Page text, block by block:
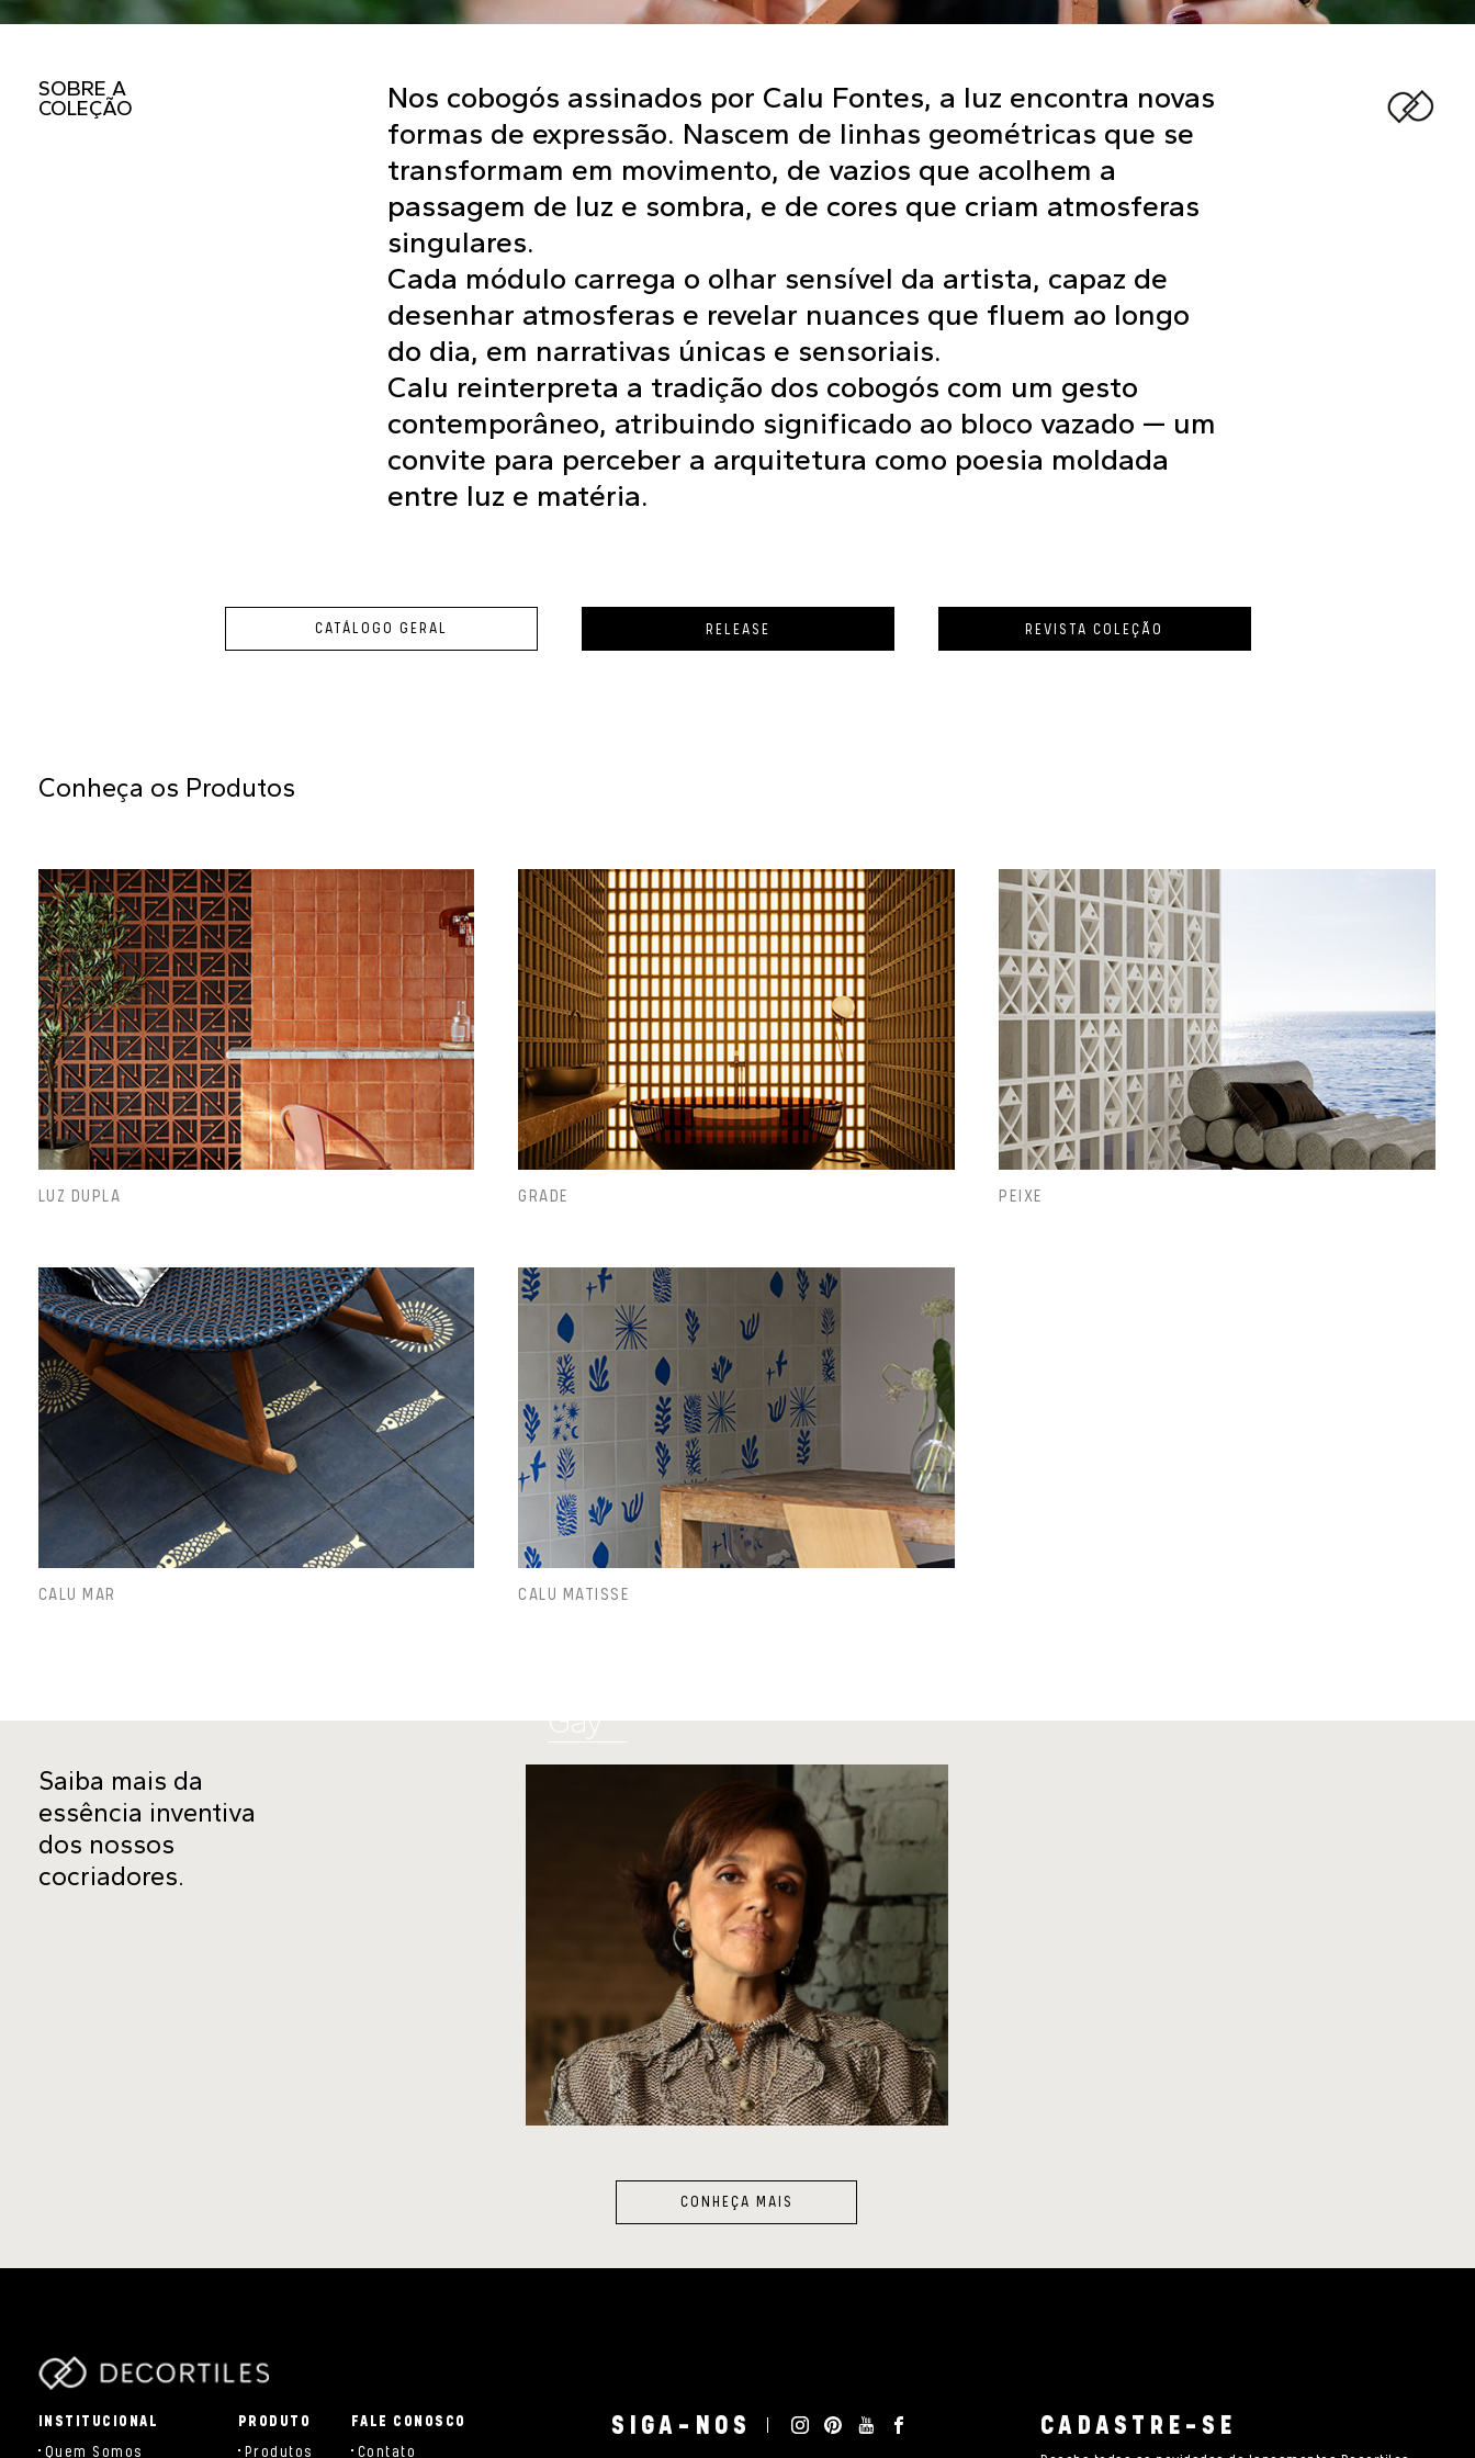
SOBRE A
COLEÇÃO
Nos cobogós assinados por Calu Fontes, a luz encontra novas
formas de expressão. Nascem de linhas geométricas que se
transformam em movimento, de vazios que acolhem a
passagem de luz e sombra, e de cores que criam atmosferas
singulares.
Cada módulo carrega o olhar sensível da artista, capaz de
desenhar atmosferas e revelar nuances que fluem ao longo
do dia, em narrativas únicas e sensoriais.
Calu reinterpreta a tradição dos cobogós com um gesto
contemporâneo, atribuindo significado ao bloco vazado — um
convite para perceber a arquitetura como poesia moldada
entre luz e matéria.
CATÁLOGO GERAL RELEASE REVISTA COLEÇÃO
Conheça os Produtos
LUZ DUPLA GRADE PEIXE
CALU MAR CALU MATISSE
Saiba mais da
essência inventiva
dos nossos
cocriadores.
Gay
CONHEÇA MAIS
INSTITUCIONAL
Quem Somos
PRODUTO
Produtos
FALE CONOSCO
Contato
SIGA-NOS CADASTRE-SE